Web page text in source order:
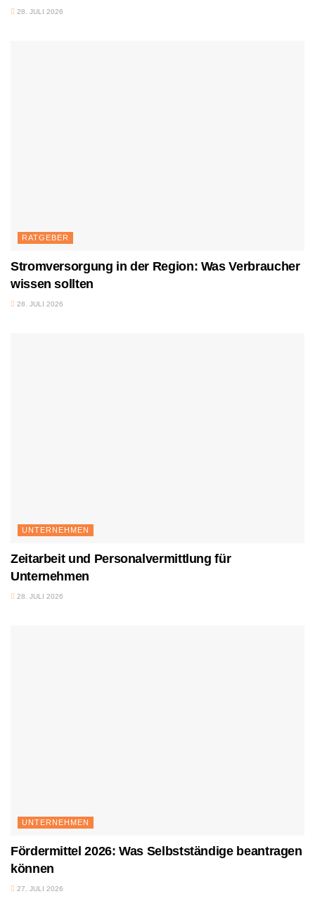
28. JULI 2026
RATGEBER
Stromversorgung in der Region: Was Verbraucher
wissen sollten
28. JULI 2026
UNTERNEHMEN
Zeitarbeit und Personalvermittlung für
Unternehmen
28. JULI 2026
UNTERNEHMEN
Fördermittel 2026: Was Selbstständige beantragen
können
27. JULI 2026